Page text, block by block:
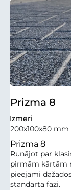
Prizma 8
Izmēri
200x100x80 mm
Prizma 8
Runājot par
pirmām kārtām
pieejami
standarta fāzi.